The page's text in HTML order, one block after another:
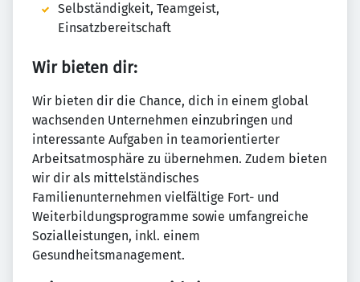
Selbständigkeit, Teamgeist,
Einsatzbereitschaft
Wir bieten dir:
Wir bieten dir die Chance, dich in einem global
wachsenden Unternehmen einzubringen und
interessante Aufgaben in teamorientierter
Arbeitsatmosphäre zu übernehmen. Zudem bieten
wir dir als mittelständisches
Familienunternehmen vielfältige Fort- und
Weiterbildungsprogramme sowie umfangreiche
Sozialleistungen, inkl. einem
Gesundheitsmanagement.